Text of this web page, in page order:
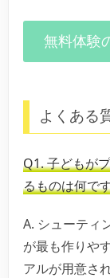
無料体験
よくある
Q1. 子どもが
るものは何で
A. シューティ
が最も作りや
アルが用意さ